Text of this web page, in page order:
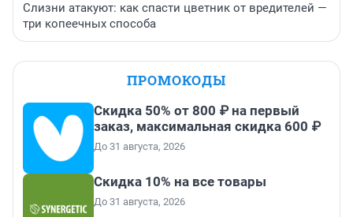
Слизни атакуют: как спасти цветник от вредителей —
три копеечных способа
ПРОМОКОДЫ
Скидка 50% от 800 ₽ на первый
заказ, максимальная скидка 600 ₽
До 31 августа, 2026
Скидка 10% на все товары
До 31 августа, 2026